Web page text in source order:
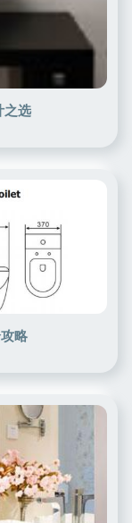
之选
略